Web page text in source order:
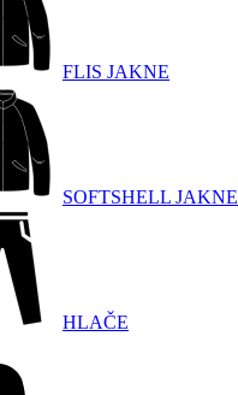
FLIS JAKNE
SOFTSHELL JAKNE
HLAČE